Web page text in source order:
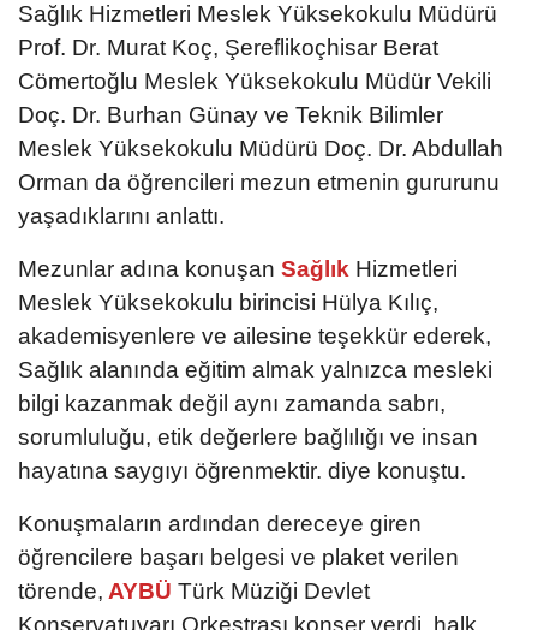
Sağlık Hizmetleri Meslek Yüksekokulu Müdürü
Prof. Dr. Murat Koç, Şereflikoçhisar Berat
Cömertoğlu Meslek Yüksekokulu Müdür Vekili
Doç. Dr. Burhan Günay ve Teknik Bilimler
Meslek Yüksekokulu Müdürü Doç. Dr. Abdullah
Orman da öğrencileri mezun etmenin gururunu
yaşadıklarını anlattı.
Mezunlar adına konuşan Sağlık Hizmetleri
Meslek Yüksekokulu birincisi Hülya Kılıç,
akademisyenlere ve ailesine teşekkür ederek,
Sağlık alanında eğitim almak yalnızca mesleki
bilgi kazanmak değil aynı zamanda sabrı,
sorumluluğu, etik değerlere bağlılığı ve insan
hayatına saygıyı öğrenmektir. diye konuştu.
Konuşmaların ardından dereceye giren
öğrencilere başarı belgesi ve plaket verilen
törende, AYBÜ Türk Müziği Devlet